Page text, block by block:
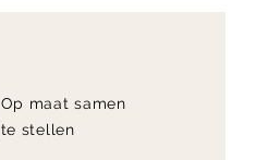
Op maat samen
te stellen